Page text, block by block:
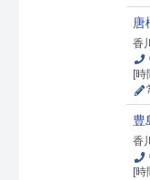
唐
香
[
豊
香
[